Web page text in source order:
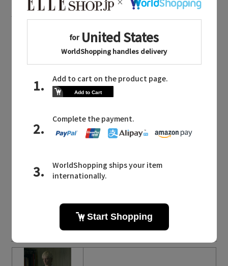
BOUGHT TOGETHER
同じブランドのアイテム
ワンピース・チュニック
KANAKO SAKAI NEWS
カナコ サカイに関連するニュース